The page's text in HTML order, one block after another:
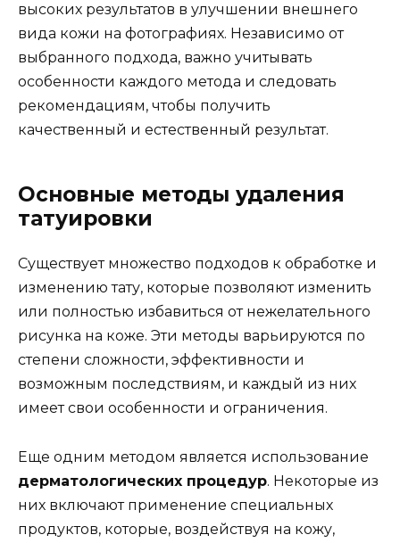
высоких результатов в улучшении внешнего
вида кожи на фотографиях. Независимо от
выбранного подхода, важно учитывать
особенности каждого метода и следовать
рекомендациям, чтобы получить
качественный и естественный результат.
Основные методы удаления
татуировки
Существует множество подходов к обработке и
изменению тату, которые позволяют изменить
или полностью избавиться от нежелательного
рисунка на коже. Эти методы варьируются по
степени сложности, эффективности и
возможным последствиям, и каждый из них
имеет свои особенности и ограничения.
Еще одним методом является использование
дерматологических процедур. Некоторые из
них включают применение специальных
продуктов, которые, воздействуя на кожу,